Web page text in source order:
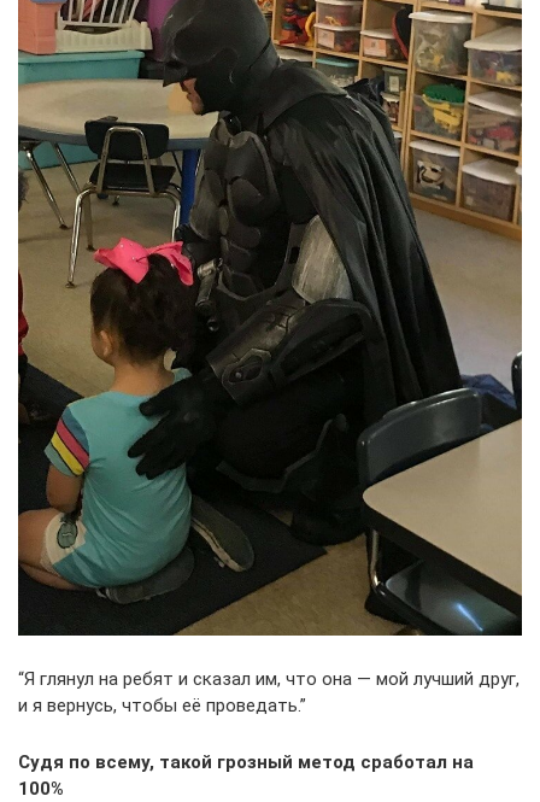
“Я глянул на ребят и сказал им, что она — мой лучший друг,
и я вернусь, чтобы её проведать.”
Судя по всему, такой грозный метод сработал на
100%